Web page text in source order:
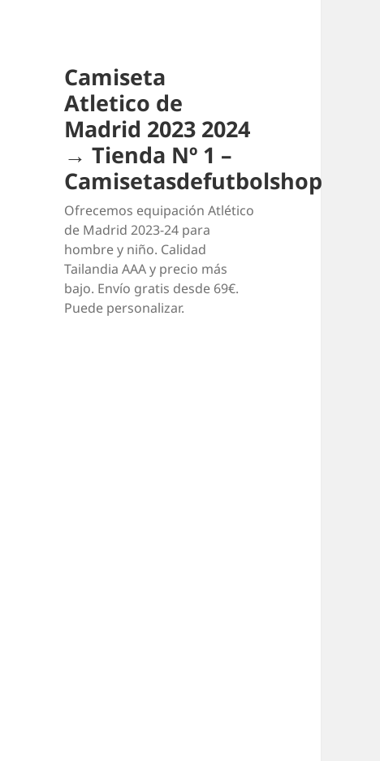
Camiseta
Atletico de
Madrid 2023 2024
→ Tienda Nº 1 –
Camisetasdefutbolshop
Ofrecemos equipación Atlético
de Madrid 2023-24 para
hombre y niño. Calidad
Tailandia AAA y precio más
bajo. Envío gratis desde 69€.
Puede personalizar.